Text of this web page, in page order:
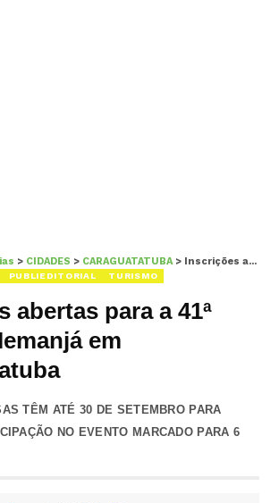
> CIDADES > CARAGUATATUBA> Inscrições abertas para a 41ª Festa de Iemanjá em Caraguatatuba
PUBLIEDITORIAL TURISMO
abertas para a 41ª
em
TÊM ATÉ 30 DE SETEMBRO PARA
NO EVENTO MARCADO PARA 6